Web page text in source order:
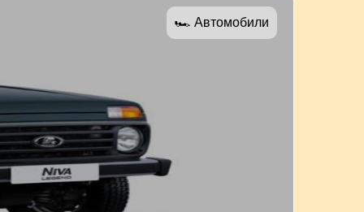
🏎 Автомобили